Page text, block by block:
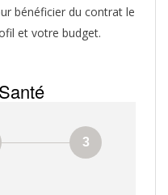
bénéficier du contrat le
et votre budget.